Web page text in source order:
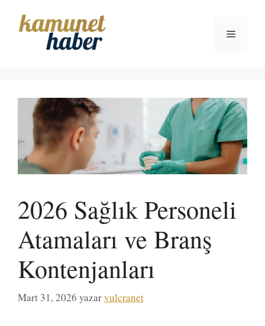
Menü
2026 Sağlık Personeli
Atamaları ve Branş
Kontenjanları
Mart 31, 2026 yazarvulcranet